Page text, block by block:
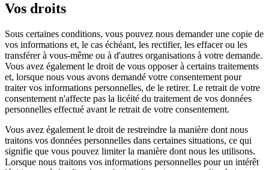
Vos droits
Sous certaines conditions, vous pouvez nous demander une copie de
vos informations et, le cas échéant, les rectifier, les effacer ou les
transférer à vous-même ou à d'autres organisations à votre demande.
Vous avez également le droit de vous opposer à certains traitements
et, lorsque nous vous avons demandé votre consentement pour
traiter vos informations personnelles, de le retirer. Le retrait de votre
consentement n'affecte pas la licéité du traitement de vos données
personnelles effectué avant le retrait de votre consentement.
Vous avez également le droit de restreindre la manière dont nous
traitons vos données personnelles dans certaines situations, ce qui
signifie que vous pouvez limiter la manière dont nous les utilisons.
Lorsque nous traitons vos informations personnelles pour un intérêt